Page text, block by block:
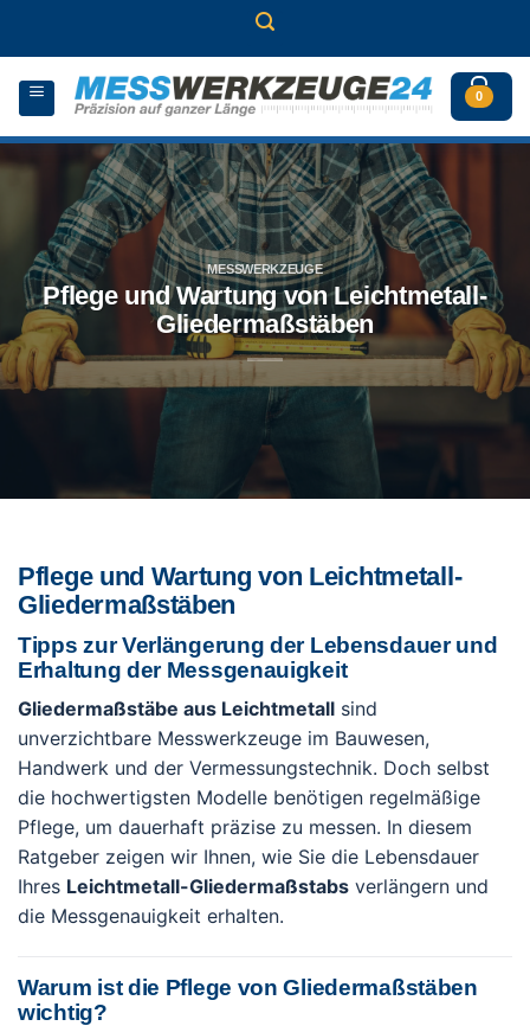
0
MESSWERKZEUGE
Pflege und Wartung von Leichtmetall-
Gliedermaßstäben
Pflege und Wartung von Leichtmetall-
Gliedermaßstäben
Tipps zur Verlängerung der Lebensdauer und
Erhaltung der Messgenauigkeit
Gliedermaßstäbe aus Leichtmetall sind
unverzichtbare Messwerkzeuge im Bauwesen,
Handwerk und der Vermessungstechnik. Doch selbst
die hochwertigsten Modelle benötigen regelmäßige
Pflege, um dauerhaft präzise zu messen. In diesem
Ratgeber zeigen wir Ihnen, wie Sie die Lebensdauer
Ihres Leichtmetall-Gliedermaßstabs verlängern und
die Messgenauigkeit erhalten.
Warum ist die Pflege von Gliedermaßstäben
wichtig?